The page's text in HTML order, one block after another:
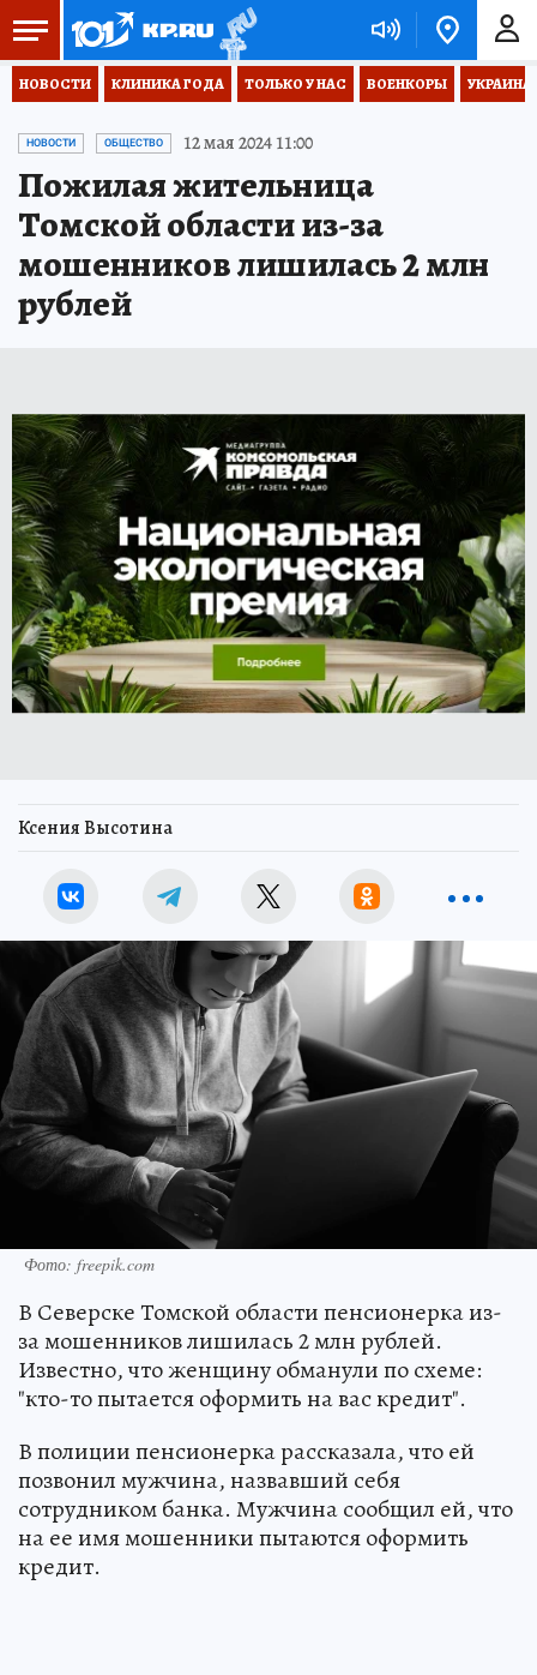
НОВОСТИ КЛИНИКА ГОДА ТОЛЬКО У НАС ВОЕНКОРЫ
НОВОСТИ ОБЩЕСТВО 12 мая 2024 11:00
Пожилая жительница
Томской области из-за
мошенников лишилась 2 млн
рублей
Ксения Высотина
Фото: freepik.com
В Северске Томской области пенсионерка из-
за мошенников лишилась 2 млн рублей.
Известно, что женщину обманули по схеме:
"кто-то пытается оформить на вас кредит".
В полиции пенсионерка рассказала, что ей
позвонил мужчина, назвавший себя
сотрудником банка. Мужчина сообщил ей, что
на ее имя мошенники пытаются оформить
кредит.